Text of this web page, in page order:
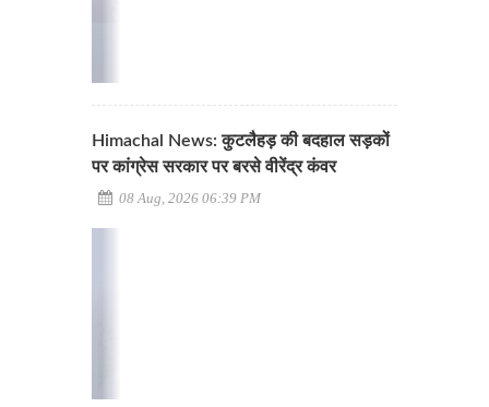
Himachal News: कुटलैहड़ की बदहाल सड़कों
पर कांग्रेस सरकार पर बरसे वीरेंद्र कंवर
08 Aug, 2026 06:39 PM